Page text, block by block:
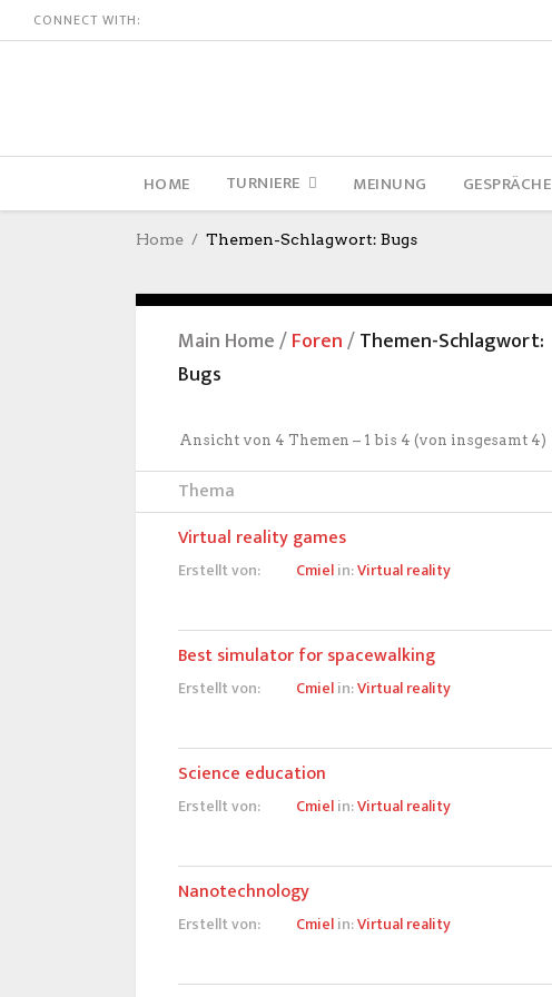
CONNECT WITH:
HOME TURNIERE MEINUNG GESPRÄCHE
Home Themen-Schlagwort: Bugs
Main Home/Foren/Themen-Schlagwort:
Bugs
Ansicht von 4 Themen – 1 bis 4 (von insgesamt 4)
Thema
Virtual reality games
Erstellt von: Cmielin:Virtual reality
Best simulator for spacewalking
Erstellt von: Cmielin:Virtual reality
Science education
Erstellt von: Cmielin:Virtual reality
Nanotechnology
Erstellt von: Cmielin:Virtual reality